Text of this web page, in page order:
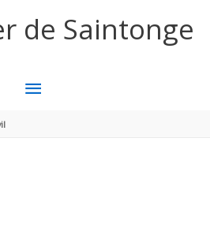
de Saintonge
MENU